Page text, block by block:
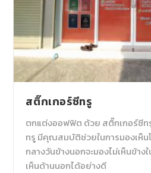
สติ๊กเกอร์ซีทรู
ตกแต่งออฟฟิต ด้วย สติ๊กเกอร์ซีท
ทรู มีคุณสมบัติช่วยในการมองเห็น
กลางวันข้างนอกจะมองไม่เห็นข้าง
เห็นด้านนอกได้อย่างดี